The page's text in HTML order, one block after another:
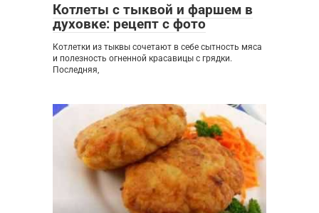
Котлеты с тыквой и фаршем в
духовке: рецепт с фото
Котлетки из тыквы сочетают в себе сытность мяса
и полезность огненной красавицы с грядки.
Последняя,